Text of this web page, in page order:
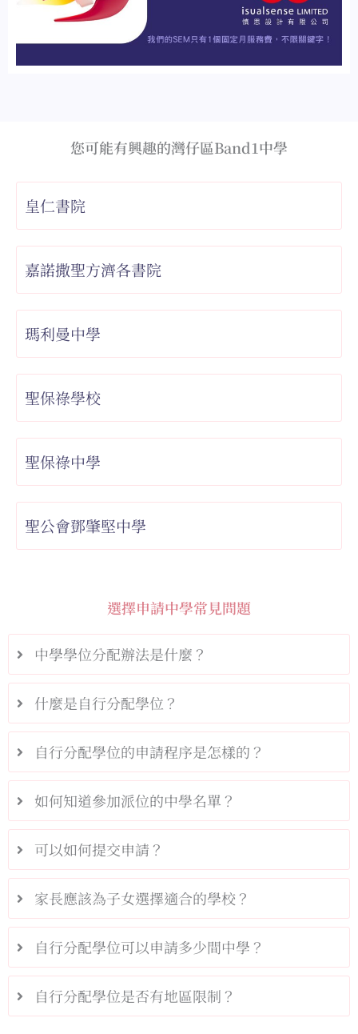
您可能有興趣的灣仔區Band1中學
皇仁書院
嘉諾撒聖方濟各書院
瑪利曼中學
聖保祿學校
聖保祿中學
聖公會鄧肇堅中學
選擇申請中學常見問題
中學學位分配辦法是什麼？
什麼是自行分配學位？
自行分配學位的申請程序是怎樣的？
如何知道參加派位的中學名單？
可以如何提交申請？
家長應該為子女選擇適合的學校？
自行分配學位可以申請多少間中學？
自行分配學位是否有地區限制？